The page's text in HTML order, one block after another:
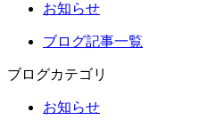
お知らせ
ブログ記事一覧
ブログカテゴリ
お知らせ